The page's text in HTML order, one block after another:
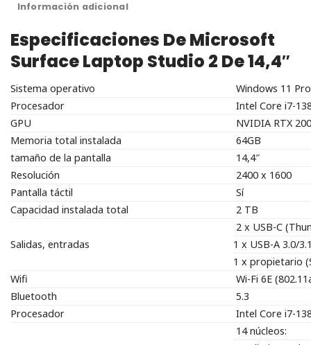
Información adicional
Especificaciones De Microsoft
Surface Laptop Studio 2 De 14,4″
Sistema operativo
Windows 11 Pro
Procesador
Intel Core i7-
GPU
NVIDIA RTX
Memoria total instalada
64GB
tamaño de la pantalla
14,4″
Resolución
2400 x 1600
Pantalla táctil
Sí
Capacidad instalada total
2 TB
Salidas, entradas
2 x USB-C
1 x USB-A 3.0/
1 x propietario
Wifi
Wi-Fi 6E
Bluetooth
5.3
Procesador
Intel Core i7-
14 núcleos: